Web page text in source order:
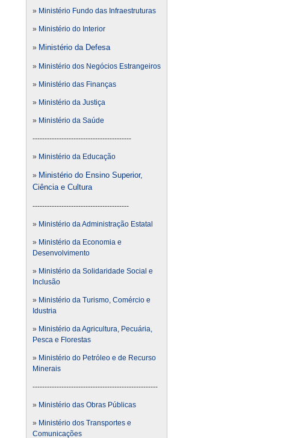
» Ministério Fundo das Infraestruturas
» Ministério do Interior
» Ministério da Defesa
» Ministério dos Negócios Estrangeiros
» Ministério das Finanças
» Ministério da Justiça
» Ministério da Saúde
-----------------------------------------
» Ministério da Educação
» Ministério do Ensino Superior,
Ciência e Cultura
----------------------------------------
» Ministério da Administração Estatal
» Ministério da Economia e
Desenvolvimento
» Ministério da Solidaridade Social e
Inclusão
» Ministério da Turismo, Comércio e
Idustria
» Ministério da Agricultura, Pecuária,
Pesca e Florestas
» Ministério do Petróleo e de Recurso
Minerais
----------------------------------------------------
» Ministério das Obras Públicas
» Ministério dos Transportes e
Comunicações